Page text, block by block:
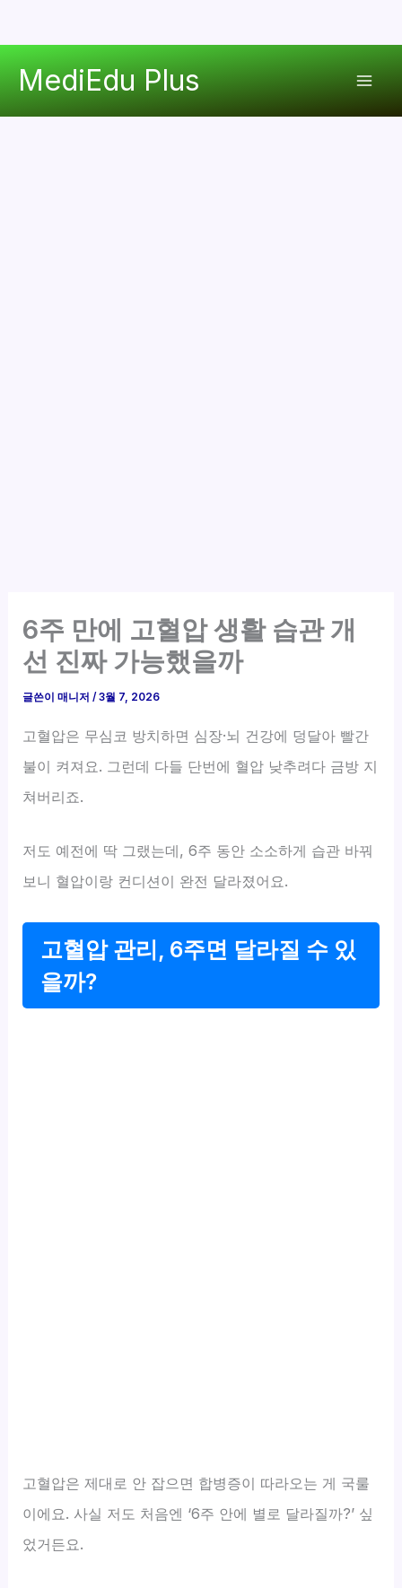
MediEdu Plus
6주 만에 고혈압 생활 습관 개
선 진짜 가능했을까
글쓴이매니저/3월 7, 2026
고혈압은 무심코 방치하면 심장·뇌 건강에 덩달아 빨간
불이 켜져요. 그런데 다들 단번에 혈압 낮추려다 금방 지
쳐버리죠.
저도 예전에 딱 그랬는데, 6주 동안 소소하게 습관 바꿔
보니 혈압이랑 컨디션이 완전 달라졌어요.
고혈압 관리, 6주면 달라질 수 있
을까?
고혈압은 제대로 안 잡으면 합병증이 따라오는 게 국룰
이에요. 사실 저도 처음엔 ‘6주 안에 별로 달라질까?’ 싶
었거든요.